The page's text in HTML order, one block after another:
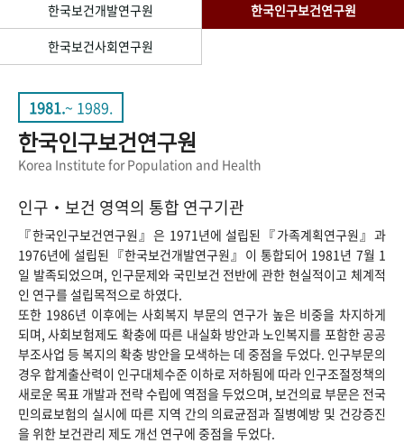
VR 역사관
한국보건개발연구원
한국인구보건연구원
한국보건사회연구원
1981.~ 1989.
한국인구보건연구원
Korea Institute for Population and Health
인구‧보건 영역의 통합 연구기관
『한국인구보건연구원』은 1971년에 설립된『가족계획연구원』과
1976년에 설립된『한국보건개발연구원』이 통합되어 1981년 7월 1
일 발족되었으며, 인구문제와 국민보건 전반에 관한 현실적이고 체계적
인 연구를 설립목적으로 하였다.
또한 1986년 이후에는 사회복지 부문의 연구가 높은 비중을 차지하게
되며, 사회보험제도 확충에 따른 내실화 방안과 노인복지를 포함한 공공
부조사업 등 복지의 확충 방안을 모색하는 데 중점을 두었다. 인구부문의
경우 합계출산력이 인구대체수준 이하로 저하됨에 따라 인구조절정책의
새로운 목표 개발과 전략 수립에 역점을 두었으며, 보건의료 부문은 전국
민의료보험의 실시에 따른 지역 간의 의료균점과 질병예방 및 건강증진
을 위한 보건관리 제도 개선 연구에 중점을 두었다.